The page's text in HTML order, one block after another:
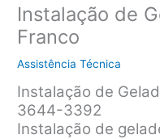
Instalação de
Franco
Assistência Técnica
Instalação de
3644-3392
Instalação de